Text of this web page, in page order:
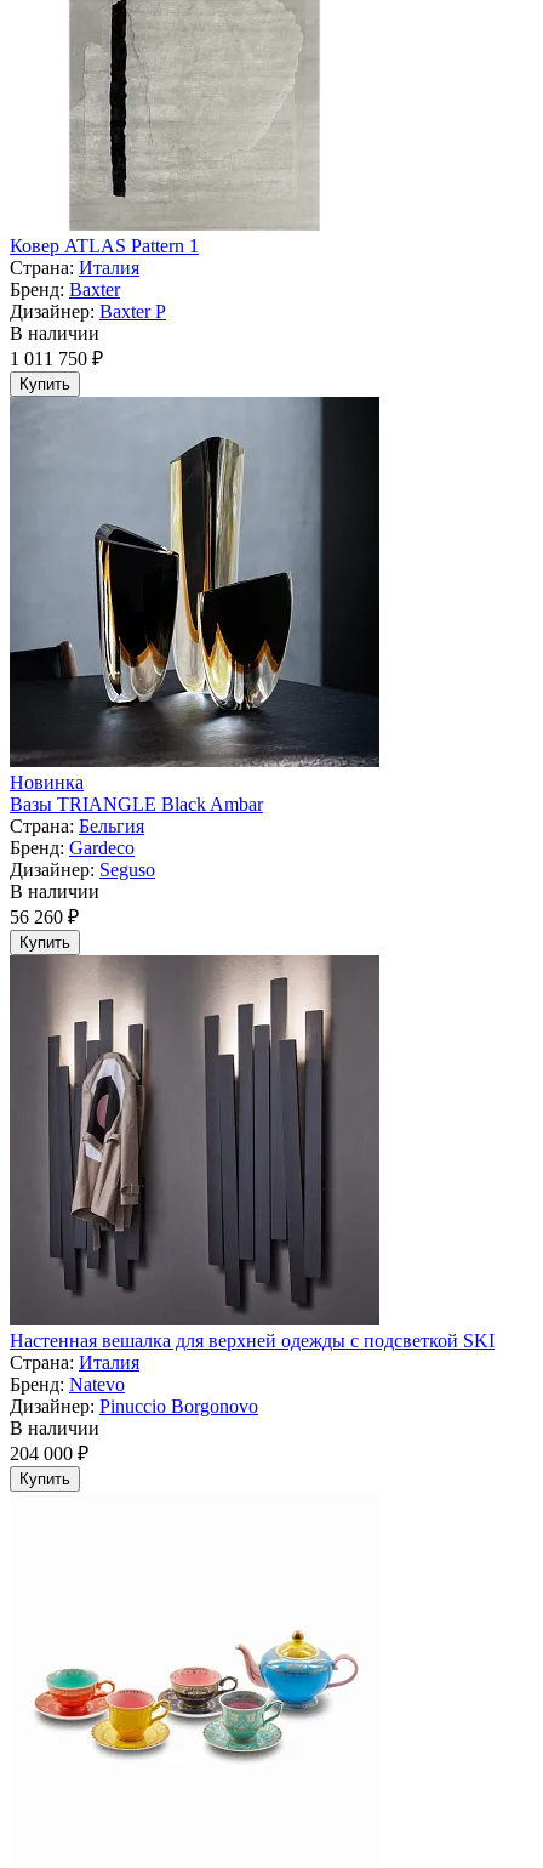
Ковер ATLAS Pattern 1
Страна: Италия
Бренд: Baxter
Дизайнер: Baxter P
В наличии
1 011 750 ₽
Купить
Новинка
Вазы TRIANGLE Black Ambar
Страна: Бельгия
Бренд: Gardeco
Дизайнер: Seguso
В наличии
56 260 ₽
Купить
Настенная вешалка для верхней одежды с подсветкой SKI
Страна: Италия
Бренд: Natevo
Дизайнер: Pinuccio Borgonovo
В наличии
204 000 ₽
Купить